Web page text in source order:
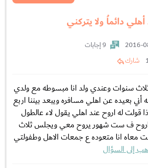
دائماُ ولا يتركني
9 إجابات
شارك
سنوات وعندي ولد انا مبسوطه مع ولدي
بعيده عن اهلي مسافره ويبعد بيننا اربع
له اروح عند اهلي يقول لاء عالطول
اروح ف ست شهور يروح معي ويجلس ثلاث
معاه انا متعوده ع جمعات الاهل وطفولتي
إلى السؤال